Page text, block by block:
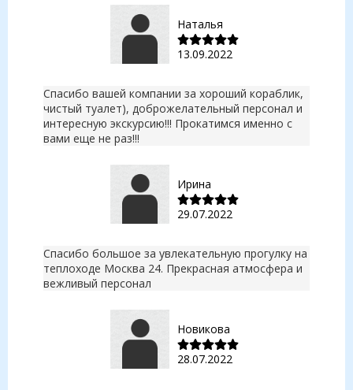
Наталья
13.09.2022
Спасибо вашей компании за хороший кораблик,
чистый туалет), доброжелательный персонал и
интересную экскурсию!!! Прокатимся именно с
вами еще не раз!!!
Ирина
29.07.2022
Спасибо большое за увлекательную прогулку на
теплоходе Москва 24. Прекрасная атмосфера и
вежливый персонал
Новикова
28.07.2022